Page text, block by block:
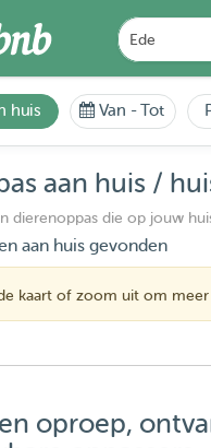
huis Van -Tot
aan huis /
dierenoppas die op jouw
aan huis gevonden
kaart of zoom uit om meer
oproep,